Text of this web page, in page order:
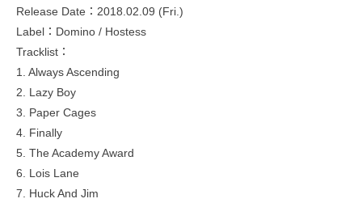
Release Date：2018.02.09 (Fri.)
Label：Domino / Hostess
Tracklist：
1. Always Ascending
2. Lazy Boy
3. Paper Cages
4. Finally
5. The Academy Award
6. Lois Lane
7. Huck And Jim